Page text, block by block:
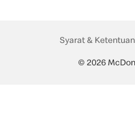
Syarat & Ketentuan
© 2026